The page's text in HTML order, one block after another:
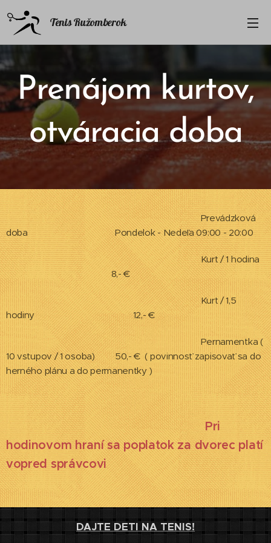
Tenis Ružomberok
Prenájom kurtov,
otváracia doba
Prevádzková
doba Pondelok - Nedeľa 09:00 - 20:00
Kurt / 1 hodina
8,- €
Kurt / 1,5
hodiny 12,- €
Pernamentka (
10 vstupov / 1 osoba) 50,- € ( povinnosť zapisovať sa do
herného plánu a do permanentky )
Pri
hodinovom hraní sa poplatok za dvorec platí
vopred správcovi
DAJTE DETI NA TENIS!